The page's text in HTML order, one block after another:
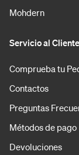
Mohdern
Servicio al Cliente
Comprueba tu
Contactos
Preguntas
Métodos de pago
Devoluciones